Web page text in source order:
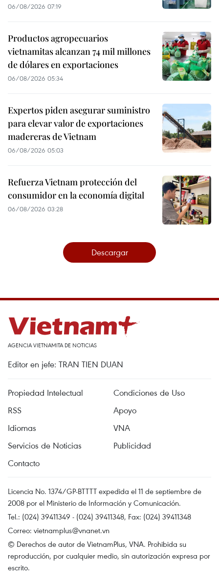
06/08/2026 07:19
Productos agropecuarios
vietnamitas alcanzan 74 mil millones
de dólares en exportaciones
06/08/2026 05:34
Expertos piden asegurar suministro
para elevar valor de exportaciones
madereras de Vietnam
06/08/2026 05:03
Refuerza Vietnam protección del
consumidor en la economía digital
06/08/2026 03:28
Descargar
AGENCIA VIETNAMITA DE NOTICIAS
Editor en jefe: TRAN TIEN DUAN
Propiedad Intelectual
Condiciones de Uso
RSS
Apoyo
Idiomas
VNA
Servicios de Noticias
Publicidad
Contacto
Licencia No. 1374/GP-BTTTT expedida el 11 de septiembre de
2008 por el Ministerio de Información y Comunicación.
Tel.: (024) 39411349 - (024) 39411348, Fax: (024) 39411348
Correo: vietnamplus@vnanet.vn
© Derechos de autor de VietnamPlus, VNA. Prohibida su
reproducción, por cualquier medio, sin autorización expresa por
escrito.